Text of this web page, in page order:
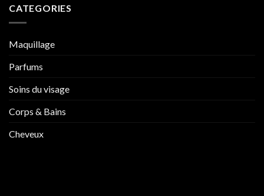
CATEGORIES
Maquillage
Parfums
Soins du visage
Corps & Bains
Cheveux